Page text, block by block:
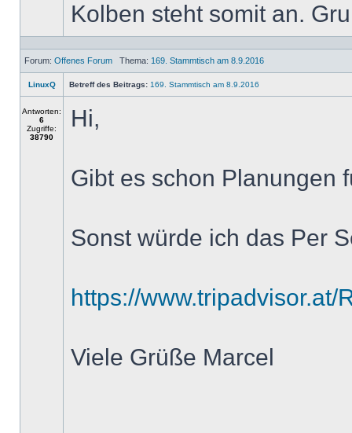
Kolben steht somit an.
Forum: Offenes Forum Thema: 169. Stammtisch am 8.9.2016
LinuxQ Betreff des Beitrags: 169. Stammtisch am 8.9.2016
Antworten:
6
Zugriffe:
38790
Hi,
Gibt es schon Planungen
Sonst würde ich das Per
https://www.tripadvisor.at/
Viele Grüße Marcel